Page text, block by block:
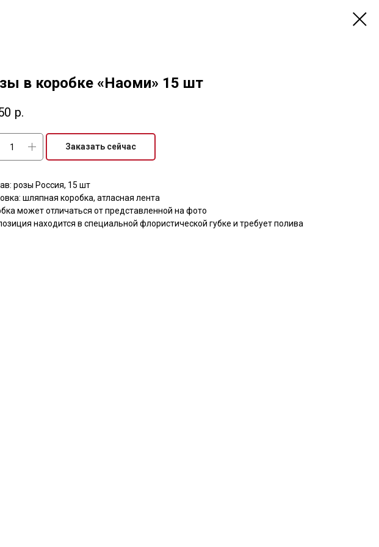
в коробке «Наоми» 15 шт
р.
Заказать сейчас
розы Россия, 15 шт
шляпная коробка, атласная лента
может отличаться от представленной на фото
находится в специальной флористической губке и требует полива